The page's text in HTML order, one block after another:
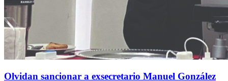
Olvidan sancionar a exsecretario Manuel González